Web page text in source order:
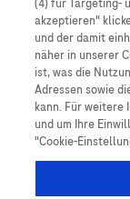
Diese Website
Zielgruppe richten
informationen, die in
sind. Bitte beachten
Zugriff auf
gültigen
oder
(4) für Targeting-
akzeptieren"
und der damit
näher in unserer
ist, was die
Adressen sowie
kann. Für weitere
und um Ihre
"Cookie-